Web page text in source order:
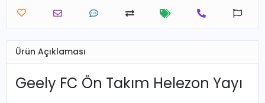
Ürün Açıklaması
Geely FC Ön Takım Helezon Yayı